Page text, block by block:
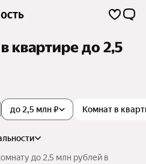
квартире до 2,5
до 2,5 млн ₽ Комнат в
до 2,5 млн рублей в